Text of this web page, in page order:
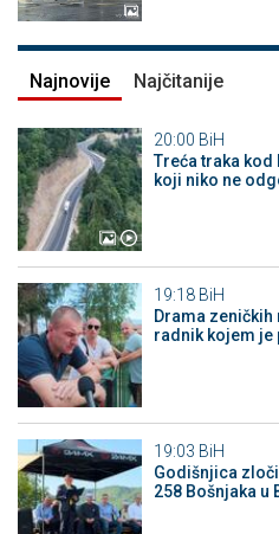
Najnovije Najčitanije
20:00 BiH
Treća traka
koji niko ne
19:18 BiH
Drama
radnik kojem
19:03 BiH
Godišnjica
258 Bošnjaka u